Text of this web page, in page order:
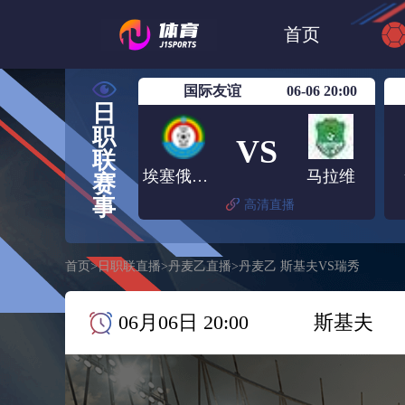
首页
日
日
职
联
赛
事
国际友谊 06-06 20:00
埃塞俄比亚
VS
马拉维
高清直播
首页 >日职联直播>丹麦乙直播>丹麦乙 斯基夫VS瑞秀
06月06日 20:00 斯基夫